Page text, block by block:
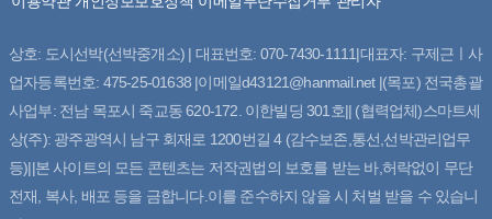
상호: 도시선박(선박중개소) | 대표번호: 070-7430-1111|대표자: 구제근ㅣ사
업자등록번호: 475-25-01638 |이메일d43121@hanmail.net |(목포) 전국총괄
사업부: 전남 목포시 죽교동 620-172. 이한빌딩 301호|| (협력업체)스마트세
상(주): 광주광역시 남구 회재로 1200번길 4 (감수보존,통선,선박관리업무
등)||본 사이트의 모든 콘텐츠는 저작권법의 보호를 받는 바,허락없이 무단
전재, 복사, 배포 등을 금합니다.이를 준수하지 않을 시 처벌 받을 수 있습니